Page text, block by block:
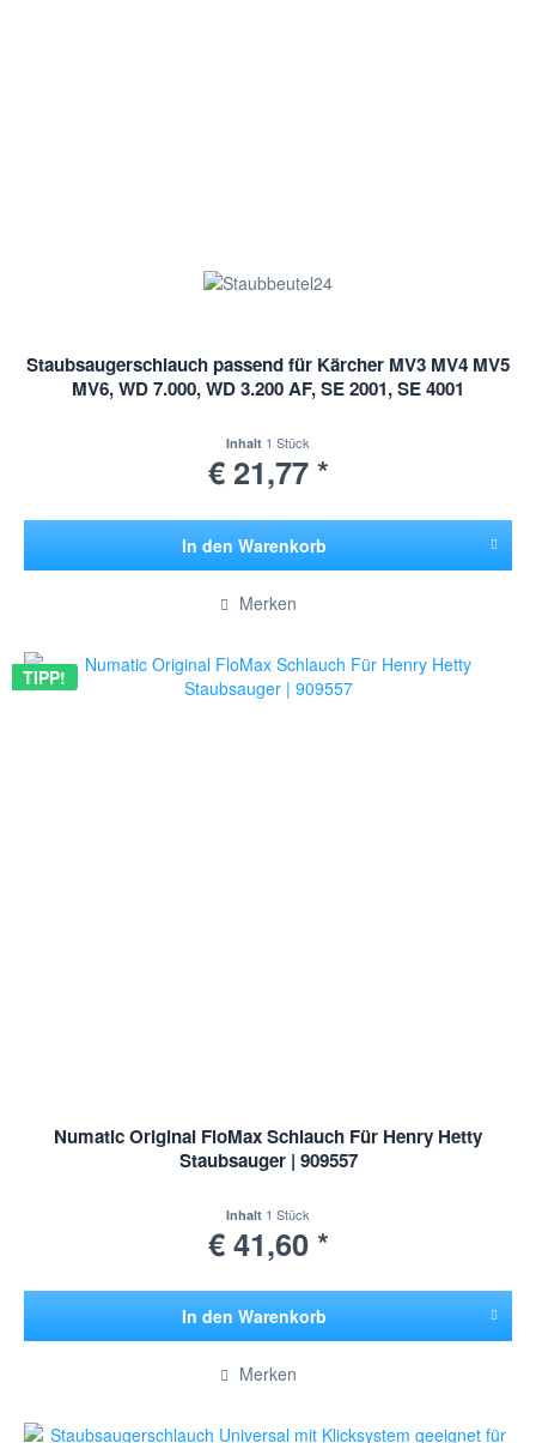
Staubsaugerschlauch passend für Kärcher MV3 MV4 MV5
MV6, WD 7.000, WD 3.200 AF, SE 2001, SE 4001
Inhalt 1 Stück
€ 21,77 *
In den Warenkorb
Merken
TIPP!
Numatic Original FloMax Schlauch Für Henry Hetty
Staubsauger | 909557
Inhalt 1 Stück
€ 41,60 *
In den Warenkorb
Hinzugefügt
Merken